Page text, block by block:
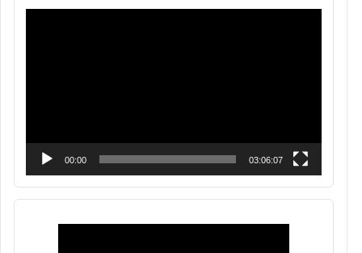
00:00 03:06:07